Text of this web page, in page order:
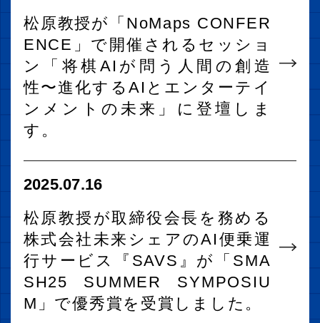
松原教授が「NoMaps CONFER
ENCE」で開催されるセッショ
ン「将棋AIが問う人間の創造
性〜進化するAIとエンターテイ
ンメントの未来」に登壇しま
す。
2025.07.16
松原教授が取締役会長を務める
株式会社未来シェアのAI便乗運
行サービス『SAVS』が「SMA
SH25 SUMMER SYMPOSIU
M」で優秀賞を受賞しました。